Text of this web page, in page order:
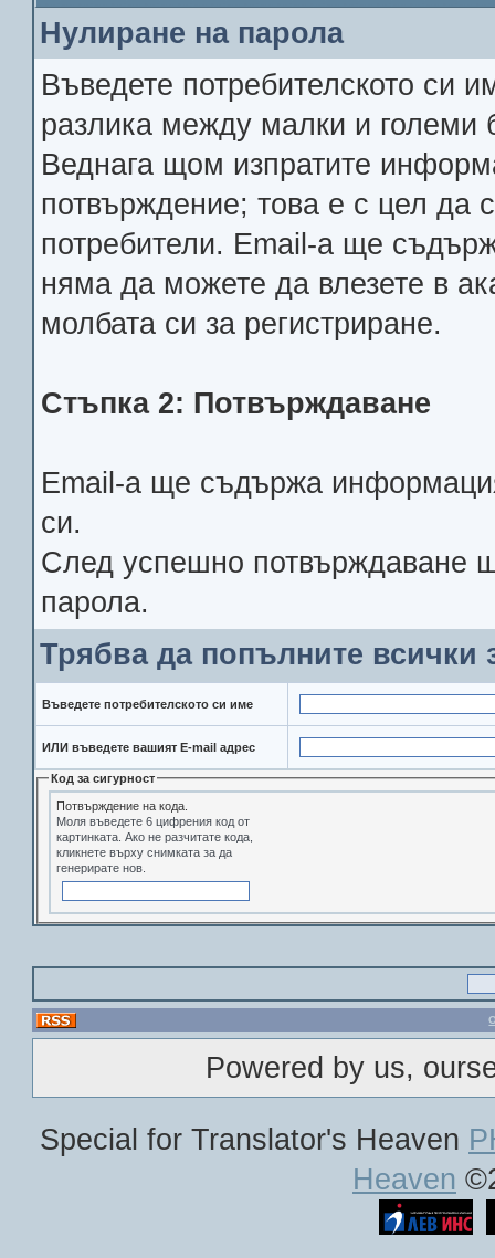
Нулиране на парола
Въведете потребителското си
разлика между малки и големи
Веднага щом изпратите
потвърждение; това е с цел да
потребители. Email-a ще
няма да можете да влезете в
молбата си за регистриране.
Стъпка 2: Потвърждаване
Email-a ще съдържа
си.
След успешно потвърждаване
парола.
Трябва да попълните всички
Въведете потребителското си име
ИЛИ въведете вашият Е-mail адрес
Код за сигурност
Потвърждение на кода.
Моля въведете 6 цифрения код от
картинката. Ако не разчитате кода,
кликнете върху снимката за да
генерирате нов.
Powered by us,
Special for Translator's Heaven
Heaven